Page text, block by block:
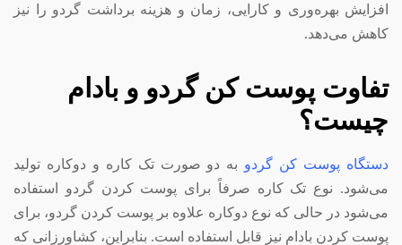
افزایش بهره‌وری و کارایی، زمان و هزینه برداشت گردو را نیز
کاهش می‌دهد.
تفاوت پوست کن گردو و بادام
چیست؟
دستگاه پوست کن گردو به دو صورت تک کاره و دوکاره تولید
می‌شود. نوع تک کاره صرفاً برای پوست کردن گردو استفاده
می‌شود در حالی که نوع دوکاره علاوه بر پوست کردن گردو، برای
پوست کردن بادام نیز قابل استفاده است. بنابراین، کشاورزانی که